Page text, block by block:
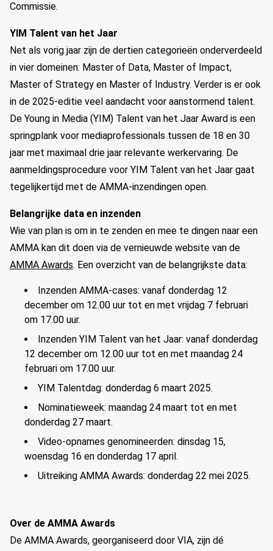
Commissie.
YIM Talent van het Jaar
Net als vorig jaar zijn de dertien categorieën onderverdeeld
in vier domeinen: Master of Data, Master of Impact,
Master of Strategy en Master of Industry. Verder is er ook
in de 2025-editie veel aandacht voor aanstormend talent.
De Young in Media (YIM) Talent van het Jaar Award is een
springplank voor mediaprofessionals tussen de 18 en 30
jaar met maximaal drie jaar relevante werkervaring. De
aanmeldingsprocedure voor YIM Talent van het Jaar gaat
tegelijkertijd met de AMMA-inzendingen open.
Belangrijke data en inzenden
Wie van plan is om in te zenden en mee te dingen naar een
AMMA kan dit doen via de vernieuwde website van de
AMMA Awards. Een overzicht van de belangrijkste data:
Inzenden AMMA-cases: vanaf donderdag 12
december om 12.00 uur tot en met vrijdag 7 februari
om 17.00 uur.
Inzenden YIM Talent van het Jaar: vanaf donderdag
12 december om 12.00 uur tot en met maandag 24
februari om 17.00 uur.
YIM Talentdag: donderdag 6 maart 2025.
Nominatieweek: maandag 24 maart tot en met
donderdag 27 maart.
Video-opnames genomineerden: dinsdag 15,
woensdag 16 en donderdag 17 april.
Uitreiking AMMA Awards: donderdag 22 mei 2025.
Over de AMMA Awards
De AMMA Awards, georganiseerd door VIA, zijn dé